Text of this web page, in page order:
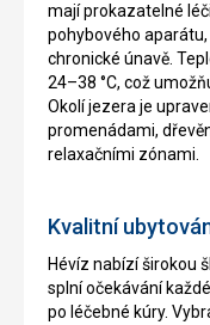
mají prokazatelné
pohybového
chronické únavě.
24–38 °C, což
Okolí jezera je
promenádami,
relaxačními zónami.
Kvalitní
Hévíz nabízí širokou
splní očekávání
po léčebné kúry.